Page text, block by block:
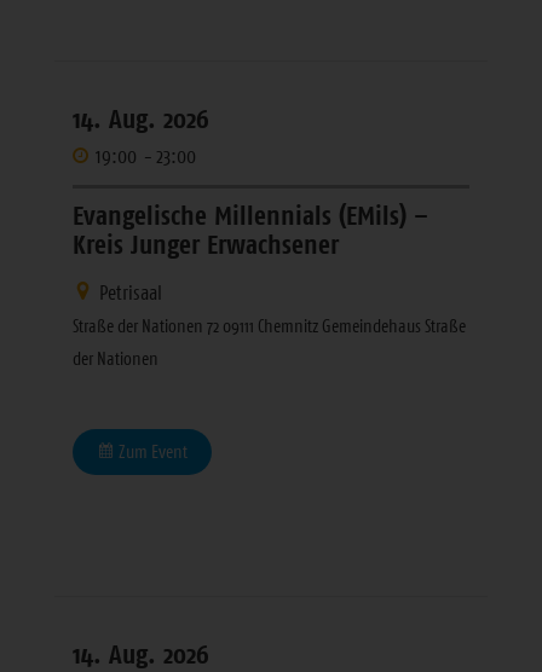
14. Aug. 2026
19:00 - 23:00
Evangelische Millennials (EMils) –
Kreis Junger Erwachsener
Petrisaal
Straße der Nationen 72 09111 Chemnitz Gemeindehaus Straße
der Nationen
Zum Event
14. Aug. 2026